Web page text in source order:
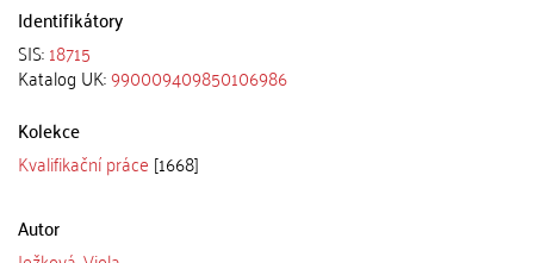
Identifikátory
SIS:18715
Katalog UK:990009409850106986
Kolekce
Kvalifikační práce [1668]
Autor